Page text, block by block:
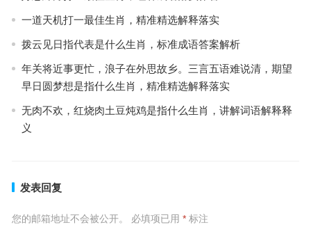
一道天机打一最佳生肖，精准精选解释落实
拨云见日指代表是什么生肖，标准成语答案解析
年关将近事更忙，浪子在外思故乡。三言五语难说清，期望
早日圆梦想是指什么生肖，精准精选解释落实
无肉不欢，红烧肉土豆炖鸡是指什么生肖，讲解词语解释释
义
发表回复
您的邮箱地址不会被公开。 必填项已用 *标注